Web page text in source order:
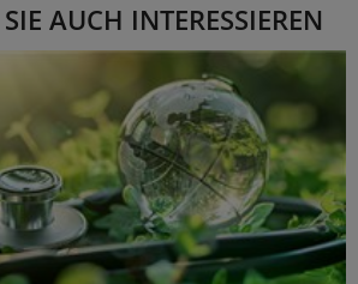
AUCH INTERESSIEREN